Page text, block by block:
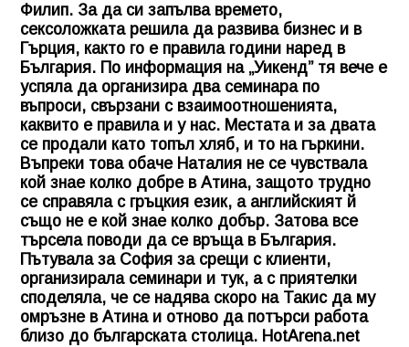
Филип. За да си запълва времето,
сексоложката решила да развива бизнес и в
Гърция, както го е правила години наред в
България. По информация на „Уикенд” тя вече е
успяла да организира два семинара по
въпроси, свързани с взаимоотношенията,
каквито е правила и у нас. Местата и за двата
се продали като топъл хляб, и то на гъркини.
Въпреки това обаче Наталия не се чувствала
кой знае колко добре в Атина, защото трудно
се справяла с гръцкия език, а английският й
също не е кой знае колко добър. Затова все
търсела поводи да се връща в България.
Пътувала за София за срещи с клиенти,
организирала семинари и тук, а с приятелки
споделяла, че се надява скоро на Такис да му
омръзне в Атина и отново да потърси работа
близо до българската столица. HotArena.net